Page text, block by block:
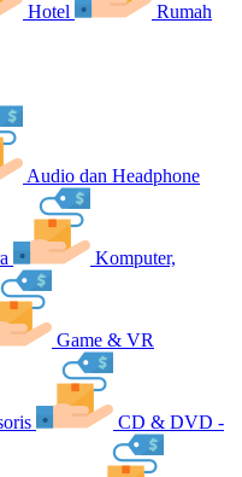
Hotel Rumah
Audio dan Headphone
Komputer,
Game & VR
CD & DVD -